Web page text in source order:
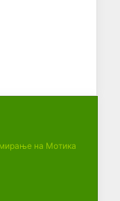
на Мотика